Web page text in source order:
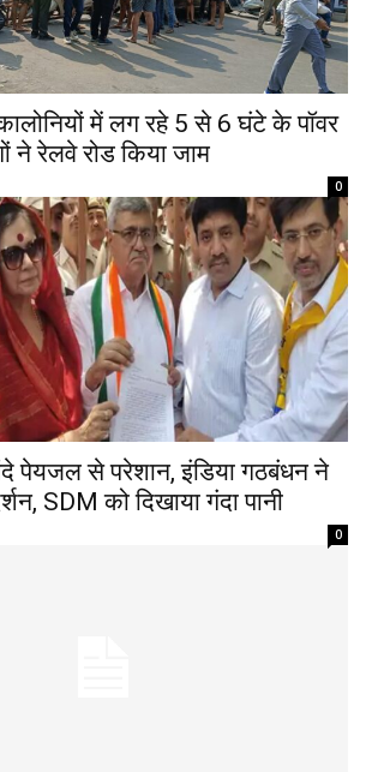
में लग रहे 5 से 6 घंटे के पॉवर
ने रेलवे रोड किया जाम
0
पेयजल से परेशान, इंडिया गठबंधन ने
SDM को दिखाया गंदा पानी
0